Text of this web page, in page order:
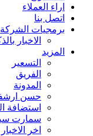
اراء العملاء
اتصل بنا
برمجيات الشركة
الاخبار
المزيد
التسعير
الفريق
المدونة
حسن
استضافة
سمارت
اخر الاخبار